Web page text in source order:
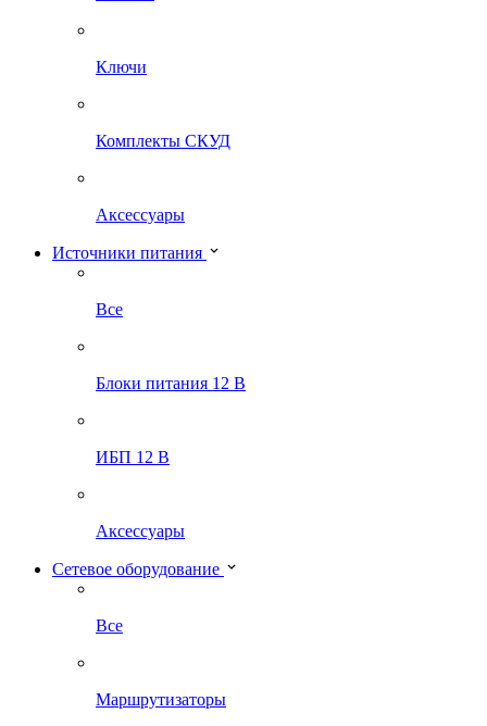
Ключи
Комплекты СКУД
Аксессуары
Источники питания
Все
Блоки питания 12 В
ИБП 12 В
Аксессуары
Сетевое оборудование
Все
Маршрутизаторы